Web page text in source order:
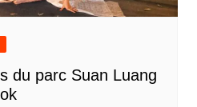
du parc Suan Luang